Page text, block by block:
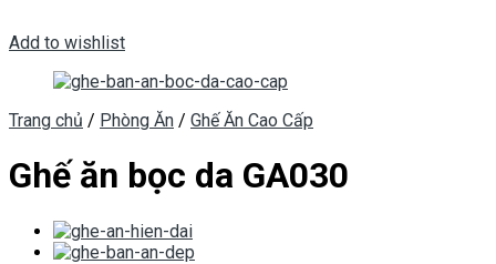
Add to wishlist
Trang chủ / Phòng Ăn / Ghế Ăn Cao Cấp
Ghế ăn bọc da GA030